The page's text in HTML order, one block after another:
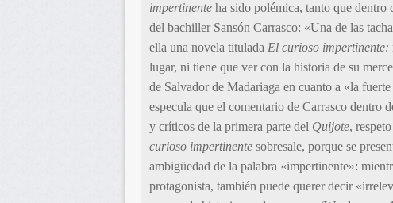
impertinente ha sido polémica, tanto que dentro
del bachiller Sansón Carrasco: «Una de las
ella una novela titulada El curioso impertinente:
lugar, ni tiene que ver con la historia de su
de Salvador de Madariaga en cuanto a «la
especula que el comentario de Carrasco dentro
y críticos de la primera parte del Quijote,
curioso impertinente sobresale, porque se
ambigüedad de la palabra «impertinente»:
protagonista, también puede querer decir